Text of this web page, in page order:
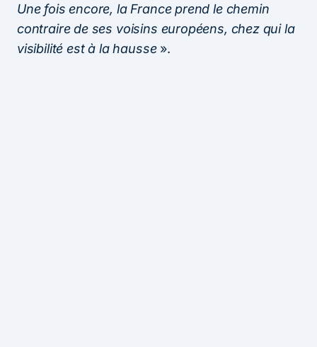
Une fois encore, la France prend le chemin
contraire de ses voisins européens, chez qui la
visibilité est à la hausse ».